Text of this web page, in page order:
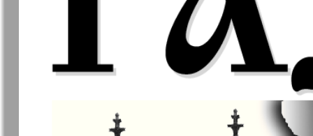
1
19
25
Партнер
Русский вояж